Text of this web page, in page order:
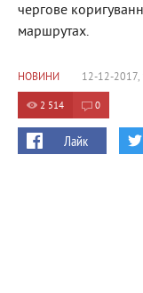
чергове
маршрутах.
НОВИНИ 12-12-2017,
2 514 0
Лайк